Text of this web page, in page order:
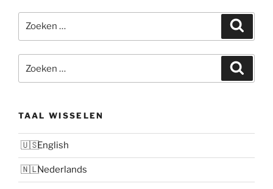
naar:
naar:
TAAL WISSELEN
English
Nederlands